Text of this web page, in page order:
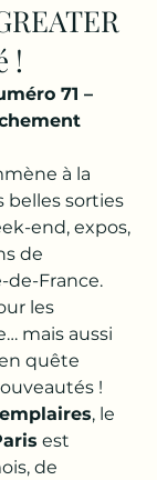
!
71 –
à la
belles sorties
end, expos,
de
de-France.
les
mais aussi
quête
!
, le
est
de